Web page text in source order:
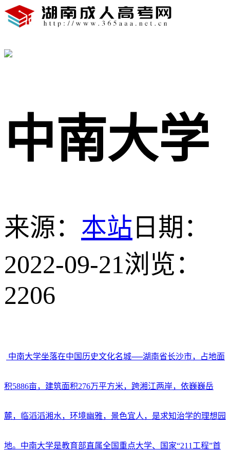
中南大学
来源： 本站 日期：
2022-09-21浏览：
2206
中南大学坐落在中国历史文化名城──湖南省长沙市，占地面
积5886亩，建筑面积276万平方米，跨湘江两岸，依巍巍岳
麓，临滔滔湘水，环境幽雅，景色宜人，是求知治学的理想园
地。中南大学是教育部直属全国重点大学、国家“211工程”首